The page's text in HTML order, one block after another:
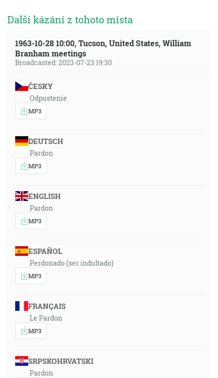
Další kázání z tohoto místa
1963-10-28 10:00, Tucson, United States, William
Branham meetings
Broadcasted: 2023-07-23 19:30
ČESKY
Odpustenie
MP3
DEUTSCH
Pardon
MP3
ENGLISH
Pardon
MP3
ESPAÑOL
Perdonado (ser indultado)
MP3
FRANÇAIS
Le Pardon
MP3
SRPSKOHRVATSKI
Pardon